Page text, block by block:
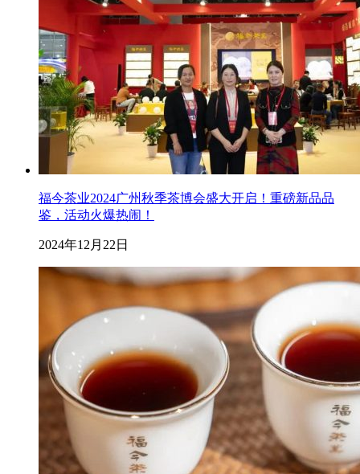
福今茶业2024广州秋季茶博会盛大开启！重磅新品品
鉴，活动火爆热闹！
2024年12月22日